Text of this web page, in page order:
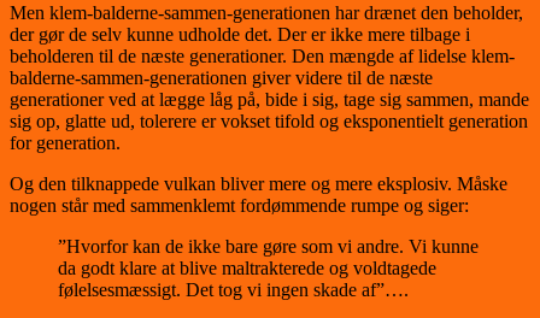
Men klem-balderne-sammen-generationen har drænet den beholder,
der gør de selv kunne udholde det. Der er ikke mere tilbage i
beholderen til de næste generationer. Den mængde af lidelse klem-
balderne-sammen-generationen giver videre til de næste
generationer ved at lægge låg på, bide i sig, tage sig sammen, mande
sig op, glatte ud, tolerere er vokset tifold og eksponentielt generation
for generation.
Og den tilknappede vulkan bliver mere og mere eksplosiv. Måske
nogen står med sammenklemt fordømmende rumpe og siger:
”Hvorfor kan de ikke bare gøre som vi andre. Vi kunne
da godt klare at blive maltrakterede og voldtagede
følelsesmæssigt. Det tog vi ingen skade af”….